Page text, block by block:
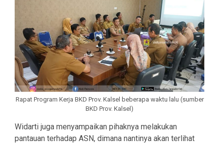
Rapat Program Kerja BKD Prov. Kalsel beberapa waktu lalu (sumber
BKD Prov. Kalsel)
Widarti juga menyampaikan pihaknya melakukan
pantauan terhadap ASN, dimana nantinya akan terlihat